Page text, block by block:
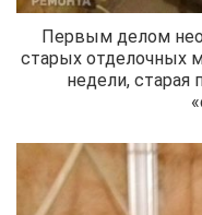
Первым делом
старых отделочных
недели, старая